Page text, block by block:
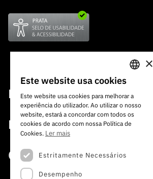
Financiamento
Programas de Financiamento
Internacional
Prémios
Media
Notas de Imprensa
Concursos
Concursos Abertos
PORTUGUESE
ENGLISH
×
Este website usa cookies
Este website usa cookies para melhorar a
experiência do utilizador. Ao utilizar o nosso
website, estará a concordar com todos os
cookies de acordo com nossa Política de
Cookies. Ler mais
Estritamente Necessários
Desempenho